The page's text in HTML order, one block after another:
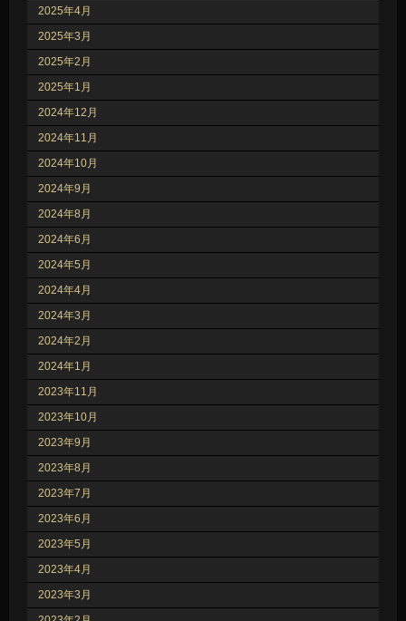
2025年4月
2025年3月
2025年2月
2025年1月
2024年12月
2024年11月
2024年10月
2024年9月
2024年8月
2024年6月
2024年5月
2024年4月
2024年3月
2024年2月
2024年1月
2023年11月
2023年10月
2023年9月
2023年8月
2023年7月
2023年6月
2023年5月
2023年4月
2023年3月